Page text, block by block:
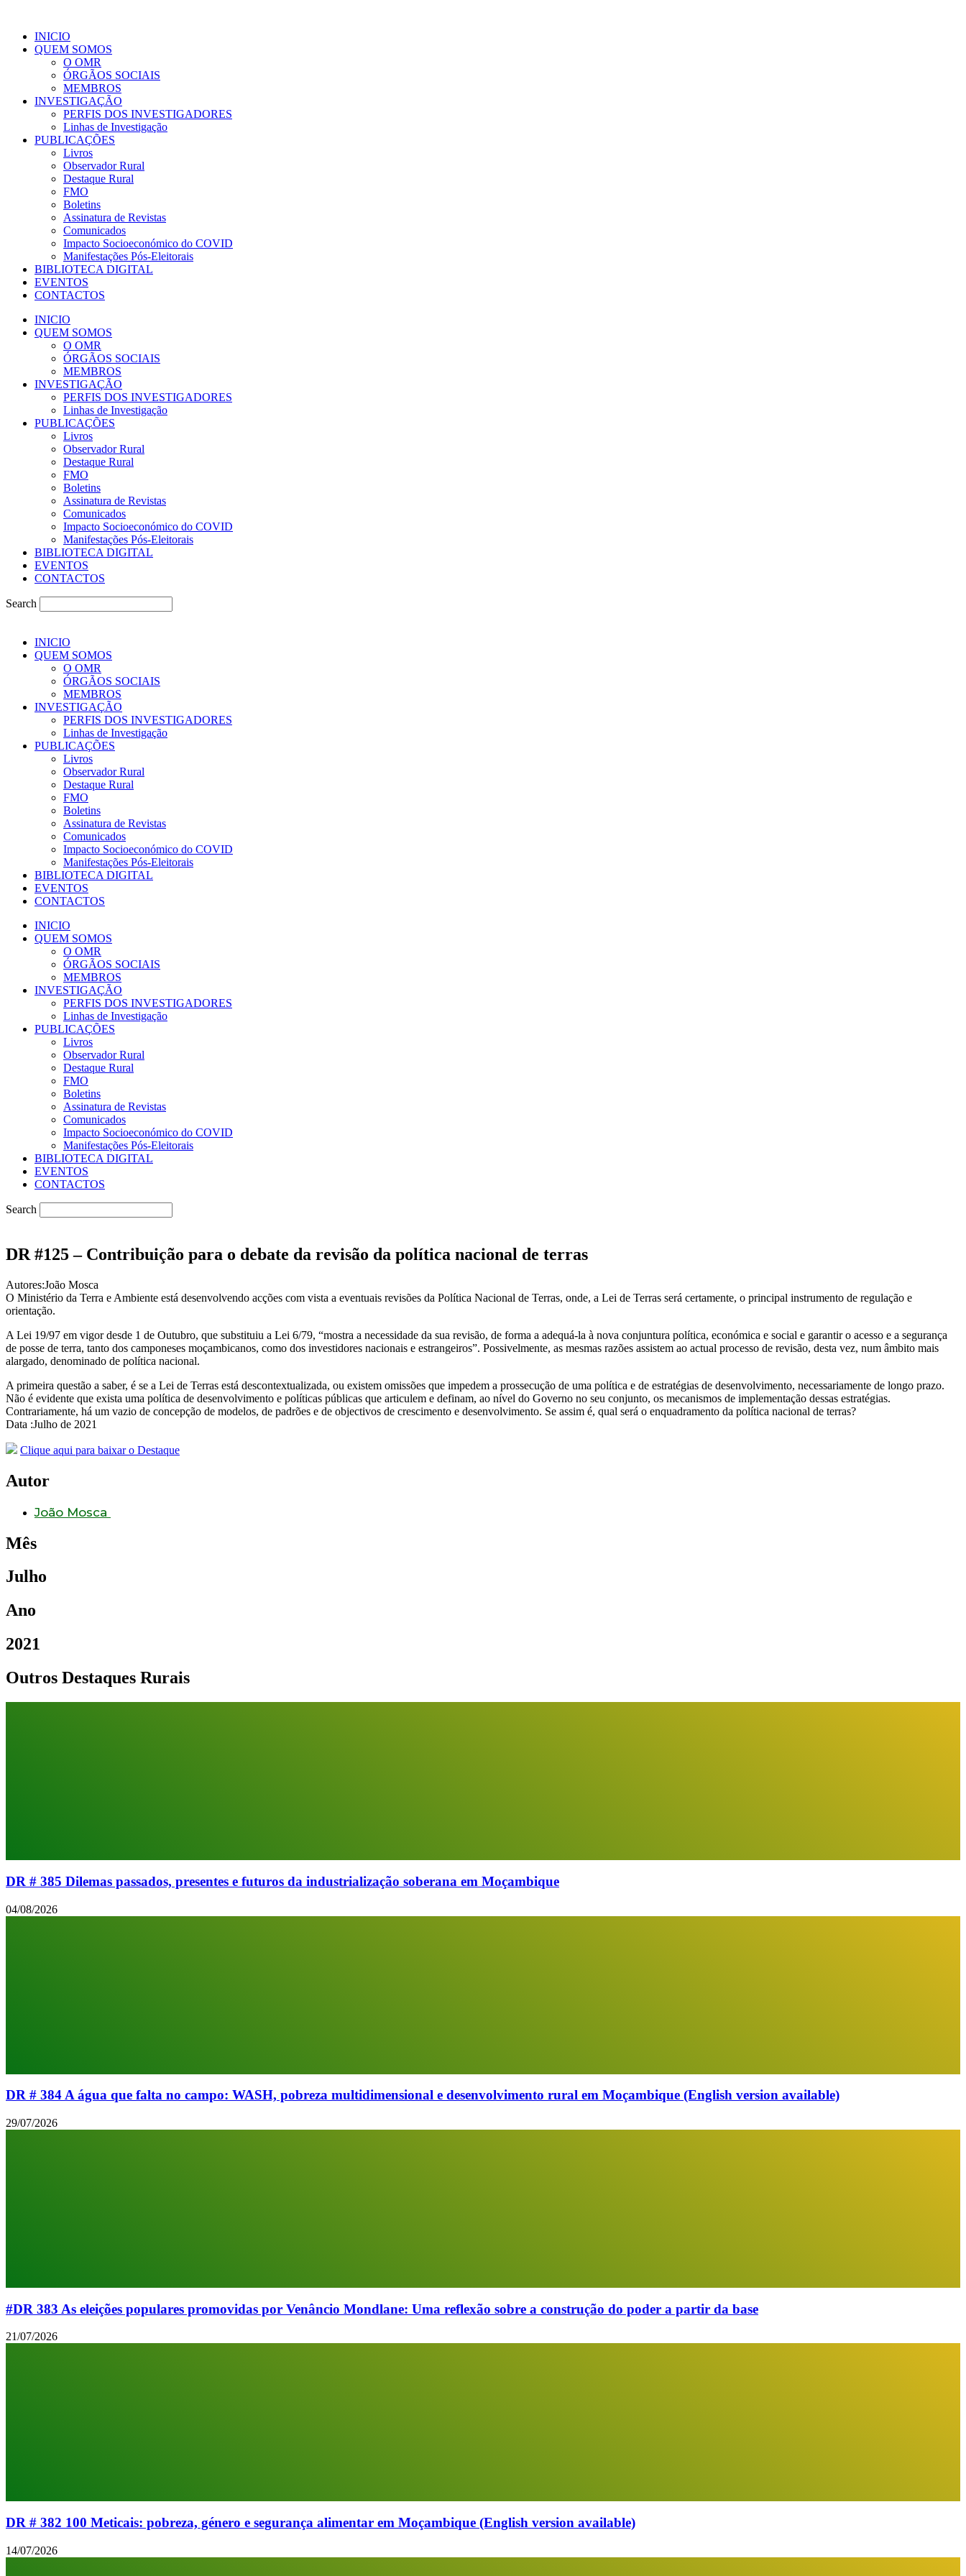
INICIO
QUEM SOMOS
O OMR
ÓRGÃOS SOCIAIS
MEMBROS
INVESTIGAÇÃO
PERFIS DOS INVESTIGADORES
Linhas de Investigação
PUBLICAÇÕES
Livros
Observador Rural
Destaque Rural
FMO
Boletins
Assinatura de Revistas
Comunicados
Impacto Socioeconómico do COVID
Manifestações Pós-Eleitorais
BIBLIOTECA DIGITAL
EVENTOS
CONTACTOS
INICIO
QUEM SOMOS
O OMR
ÓRGÃOS SOCIAIS
MEMBROS
INVESTIGAÇÃO
PERFIS DOS INVESTIGADORES
Linhas de Investigação
PUBLICAÇÕES
Livros
Observador Rural
Destaque Rural
FMO
Boletins
Assinatura de Revistas
Comunicados
Impacto Socioeconómico do COVID
Manifestações Pós-Eleitorais
BIBLIOTECA DIGITAL
EVENTOS
CONTACTOS
Search
INICIO
QUEM SOMOS
O OMR
ÓRGÃOS SOCIAIS
MEMBROS
INVESTIGAÇÃO
PERFIS DOS INVESTIGADORES
Linhas de Investigação
PUBLICAÇÕES
Livros
Observador Rural
Destaque Rural
FMO
Boletins
Assinatura de Revistas
Comunicados
Impacto Socioeconómico do COVID
Manifestações Pós-Eleitorais
BIBLIOTECA DIGITAL
EVENTOS
CONTACTOS
INICIO
QUEM SOMOS
O OMR
ÓRGÃOS SOCIAIS
MEMBROS
INVESTIGAÇÃO
PERFIS DOS INVESTIGADORES
Linhas de Investigação
PUBLICAÇÕES
Livros
Observador Rural
Destaque Rural
FMO
Boletins
Assinatura de Revistas
Comunicados
Impacto Socioeconómico do COVID
Manifestações Pós-Eleitorais
BIBLIOTECA DIGITAL
EVENTOS
CONTACTOS
Search
DR #125 – Contribuição para o debate da revisão da política nacional de terras
Autores:João Mosca
O Ministério da Terra e Ambiente está desenvolvendo acções com vista a eventuais revisões da Política Nacional de Terras, onde, a Lei de Terras será certamente, o principal instrumento de regulação e
orientação.
A Lei 19/97 em vigor desde 1 de Outubro, que substituiu a Lei 6/79, “mostra a necessidade da sua revisão, de forma a adequá-la à nova conjuntura política, económica e social e garantir o acesso e a segurança
de posse de terra, tanto dos camponeses moçambicanos, como dos investidores nacionais e estrangeiros”. Possivelmente, as mesmas razões assistem ao actual processo de revisão, desta vez, num âmbito mais
alargado, denominado de política nacional.
A primeira questão a saber, é se a Lei de Terras está descontextualizada, ou existem omissões que impedem a prossecução de uma política e de estratégias de desenvolvimento, necessariamente de longo prazo.
Não é evidente que exista uma política de desenvolvimento e políticas públicas que articulem e definam, ao nível do Governo no seu conjunto, os mecanismos de implementação dessas estratégias.
Contrariamente, há um vazio de concepção de modelos, de padrões e de objectivos de crescimento e desenvolvimento. Se assim é, qual será o enquadramento da política nacional de terras?
Data :Julho de 2021
Clique aqui para baixar o Destaque
Autor
João Mosca
Mês
Julho
Ano
2021
Outros Destaques Rurais
DR # 385 Dilemas passados, presentes e futuros da industrialização soberana em Moçambique
04/08/2026
DR # 384 A água que falta no campo: WASH, pobreza multidimensional e desenvolvimento rural em Moçambique (English version available)
29/07/2026
#DR 383 As eleições populares promovidas por Venâncio Mondlane: Uma reflexão sobre a construção do poder a partir da base
21/07/2026
DR # 382 100 Meticais: pobreza, género e segurança alimentar em Moçambique (English version available)
14/07/2026